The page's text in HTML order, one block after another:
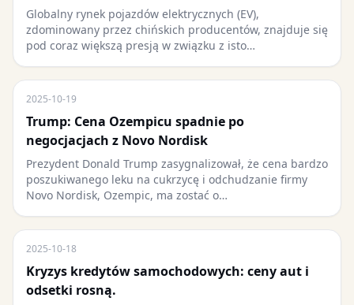
Globalny rynek pojazdów elektrycznych (EV),
zdominowany przez chińskich producentów, znajduje się
pod coraz większą presją w związku z isto…
2025-10-19
Trump: Cena Ozempicu spadnie po
negocjacjach z Novo Nordisk
Prezydent Donald Trump zasygnalizował, że cena bardzo
poszukiwanego leku na cukrzycę i odchudzanie firmy
Novo Nordisk, Ozempic, ma zostać o…
2025-10-18
Kryzys kredytów samochodowych: ceny aut i
odsetki rosną.